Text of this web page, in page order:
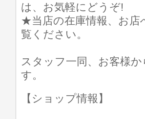
は、お気軽にどうぞ!
★当店の在庫情報、お店
覧ください。
スタッフ一同、お客様
す。
【ショップ情報】